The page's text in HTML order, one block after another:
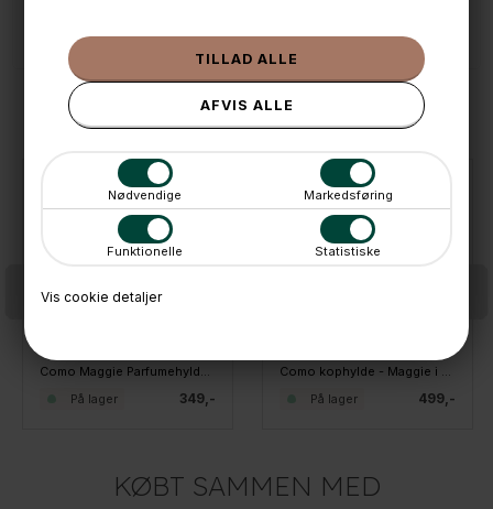
Nødvendige Markedsføring
Funktionelle Statistiske
Vis cookie detaljer
ANDRE IDÉER
Como Maggie Parfumehylde, Hvid
349,-
På lager
Como kophylde - Maggie i Hvid
499,-
På lager
KØBT SAMMEN MED